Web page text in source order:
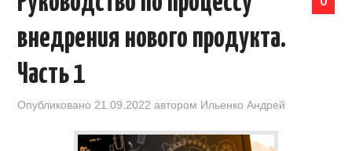
внедрения нового продукта.
Часть 1
Опубликовано 21.09.2022 автором Ильенко Андрей